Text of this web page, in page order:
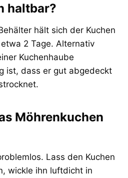
haltbar?
hält sich der Kuchen
2 Tage. Alternativ
Kuchenhaube
ist, dass er gut abgedeckt
Möhrenkuchen
Lass den Kuchen
wickle ihn luftdicht in